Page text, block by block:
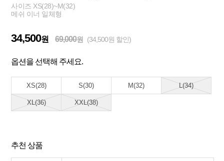
사이즈 XS(28)~M(32)
메쉬 이너 일체형
34,500원 69,000원 (34,500원 할인)
옵션을 선택해 주세요.
XS(28) S(30) M(32) L(34)
XL(36) XXL(38)
추천 상품